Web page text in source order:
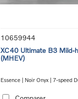
10659944
XC40 Ultimate B3 Mild-
(MHEV)
Essence | Noir Onyx | 7-speed